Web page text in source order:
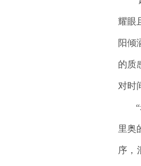
耀眼
阳倾
的质
对时
“老
里奥
序，